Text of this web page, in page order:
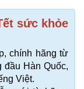
sức khỏe
chính hãng từ
đầu Hàn Quốc,
Việt.